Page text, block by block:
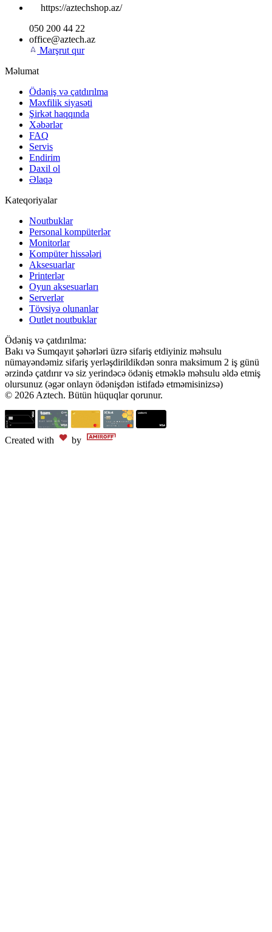
https://aztechshop.az/
050 200 44 22
office@aztech.az
Marşrut qur
Məlumat
Ödəniş və çatdırılma
Məxfilik siyasəti
Şirkət haqqında
Xəbərlər
FAQ
Servis
Endirim
Daxil ol
Əlaqə
Kateqoriyalar
Noutbuklar
Personal kompüterlər
Monitorlar
Kompüter hissələri
Aksesuarlar
Printerlər
Oyun aksesuarları
Serverlər
Tövsiyə olunanlar
Outlet noutbuklar
Ödəniş və çatdırılma:
Bakı və Sumqayıt şəhərləri üzrə sifariş etdiyiniz məhsulu
nümayəndəmiz sifariş yerləşdirildikdən sonra maksimum 2 iş günü
ərzində çatdırır və siz yerindəcə ödəniş etməklə məhsulu əldə etmiş
olursunuz (əgər onlayn ödənişdən istifadə etməmisinizsə)
© 2026 Aztech. Bütün hüquqlar qorunur.
Created with by